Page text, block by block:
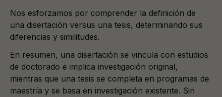
Nos esforzamos por comprender la definición de
una disertación versus una tesis, determinando sus
diferencias y similitudes.
En resumen, una disertación se vincula con estudios
de doctorado e implica investigación original,
mientras que una tesis se completa en programas de
maestría y se basa en investigación existente. Sin